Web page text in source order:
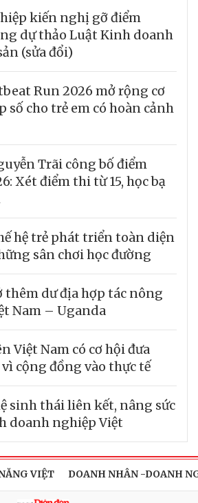
kiến nghị gỡ điểm
dự thảo Luật Kinh doanh
(sửa đổi)
Run 2026 mở rộng cơ
số cho trẻ em có hoàn cảnh
Trãi công bố điểm
Xét điểm thi từ 15, học bạ
hệ trẻ phát triển toàn diện
sân chơi học đường
thêm dư địa hợp tác nông
Nam – Uganda
Việt Nam có cơ hội đưa
cộng đồng vào thực tế
sinh thái liên kết, nâng sức
doanh nghiệp Việt
VIỆT DOANH NHÂN -DOANH